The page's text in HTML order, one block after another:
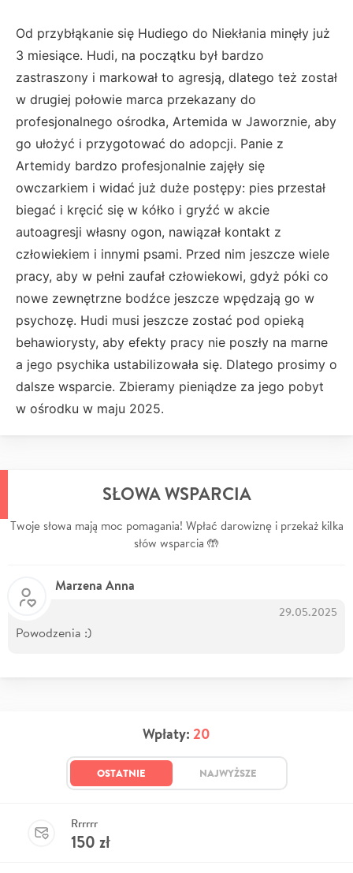
Od przybłąkanie się Hudiego do Niekłania minęły już
3 miesiące. Hudi, na początku był bardzo
zastraszony i markował to agresją, dlatego też został
w drugiej połowie marca przekazany do
profesjonalnego ośrodka, Artemida w Jaworznie, aby
go ułożyć i przygotować do adopcji. Panie z
Artemidy bardzo profesjonalnie zajęły się
owczarkiem i widać już duże postępy: pies przestał
biegać i kręcić się w kółko i gryźć w akcie
autoagresji własny ogon, nawiązał kontakt z
człowiekiem i innymi psami. Przed nim jeszcze wiele
pracy, aby w pełni zaufał człowiekowi, gdyż póki co
nowe zewnętrzne bodźce jeszcze wpędzają go w
psychozę. Hudi musi jeszcze zostać pod opieką
behawiorysty, aby efekty pracy nie poszły na marne
a jego psychika ustabilizowała się. Dlatego prosimy o
dalsze wsparcie. Zbieramy pieniądze za jego pobyt
w ośrodku w maju 2025.
SŁOWA WSPARCIA
Twoje słowa mają moc pomagania! Wpłać darowiznę i przekaż kilka
słów wsparcia 🤲
Marzena Anna
29.05.2025
Powodzenia :)
Wpłaty: 20
OSTATNIE NAJWYŻSZE
Rrrrrr
150 zł